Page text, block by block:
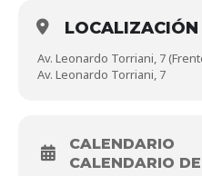
LOCALIZACIÓN
Av. Leonardo Torriani, 7
Av. Leonardo Torriani, 7
CALENDARIO
CALENDARIO